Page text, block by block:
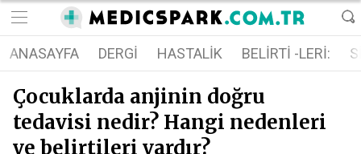
ANASAYFA DERGI HASTALIK BELIRTI -LERI:
Çocuklarda anjinin doğru
tedavisi nedir? Hangi nedenleri
ve belirtileri vardır?